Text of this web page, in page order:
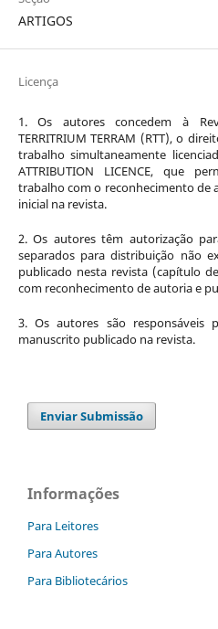
ARTIGOS
Licença
1. Os autores concedem à
TERRITRIUM TERRAM (RTT), o
trabalho simultaneamente
ATTRIBUTION LICENCE, que
trabalho com o reconhecimento de
inicial na revista.
2. Os autores têm autorização
separados para distribuição não
publicado nesta revista (capítulo
com reconhecimento de autoria e
3. Os autores são responsáveis
manuscrito publicado na revista.
Enviar Submissão
Informações
Para Leitores
Para Autores
Para Bibliotecários